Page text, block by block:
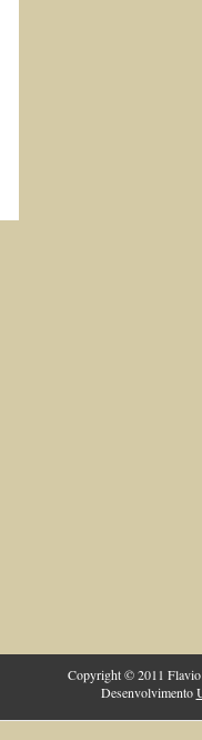
Copyright © 2011 Flavio
Desenvolvimento